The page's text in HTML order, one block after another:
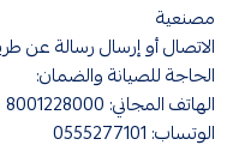
مصنعية
الاتصال أو إرسال رسالة عن
الحاجة للصيانة والضمان:
الهاتف المجاني: 8001228000
الوتساب: 0555277101